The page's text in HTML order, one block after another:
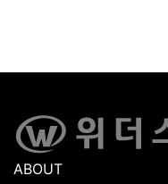
ABOUT